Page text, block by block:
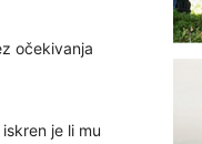
očekivanja
je li mu